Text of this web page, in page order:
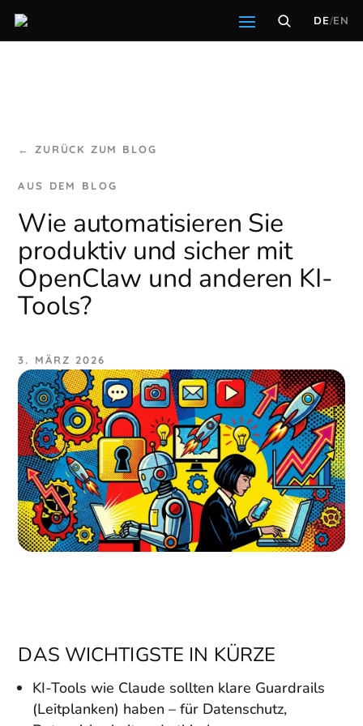
DE/EN
← ZURÜCK ZUM BLOG
Wie automatisieren Sie
produktiv und sicher mit
OpenClaw und anderen KI-
Tools?
3. MÄRZ 2026
DAS WICHTIGSTE IN KÜRZE
KI-Tools wie Claude sollten klare Guardrails
(Leitplanken) haben – für Datenschutz,